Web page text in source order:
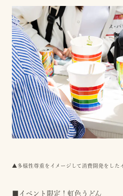
▲多様性尊重をイメージして消費開発をした
■イベント限定！虹色うどん